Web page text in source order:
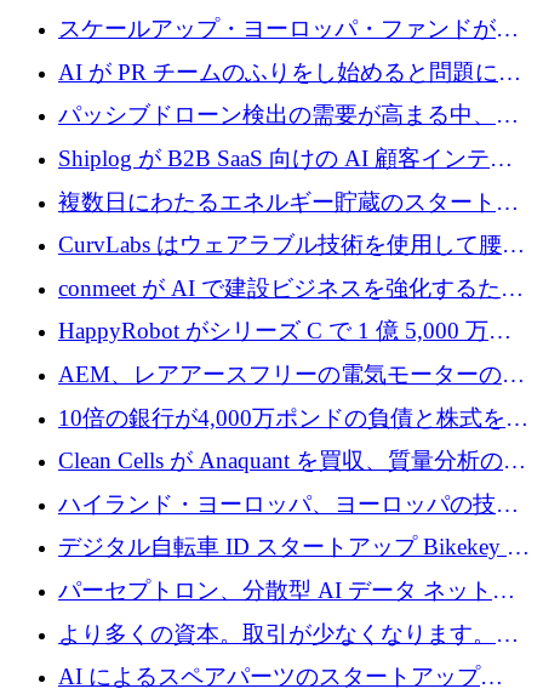
タートアップをシリーズAからBまで支援する
ために2億5,000万ドルのファンドIVを閉鎖
スケールアップ・ヨーロッパ・ファンドが初
の投資を行い、Iceeyeの10億ユーロのラウンド
を共同主導
AI が PR チームのふりをし始めると問題にな
ります
パッシブドローン検出の需要が高まる中、
Monava が資金調達ラウンドを終了
Shiplog が B2B SaaS 向けの AI 顧客インテリ
ジェンスを構築するために 100 万ドルを調達
複数日にわたるエネルギー貯蔵のスタートア
ップ、Ore Energy が新たな投資ラウンドで
4,300 万ドルを獲得
CurvLabs はウェアラブル技術を使用して腰痛
治療をどのように再考しているか
conmeet が AI で建設ビジネスを強化するため
に 600 万ユーロを調達
HappyRobot がシリーズ C で 1 億 5,000 万ド
ルを獲得し、企業運営向けにエージェント AI
を拡張
AEM、レアアースフリーの電気モーターの革
新を加速するために1,600万ポンドを確保
10倍の銀行が4,000万ポンドの負債と株式を調
達
Clean Cells が Anaquant を買収、質量分析の専
門知識によるバイオ医薬品の品質管理を拡大
ハイランド・ヨーロッパ、ヨーロッパの技術
規模拡大を支援するために11億ユーロのファ
ンドVIを閉鎖
デジタル自転車 ID スタートアップ Bikekey が
TÖNNJES への投資を確保
パーセプトロン、分散型 AI データ ネットワ
ークの構築に 650 万ドルを調達
より多くの資本。取引が少なくなります。
2026 年上半期がヨーロッパのテクノロジーに
AI によるスペアパーツのスタートアップ